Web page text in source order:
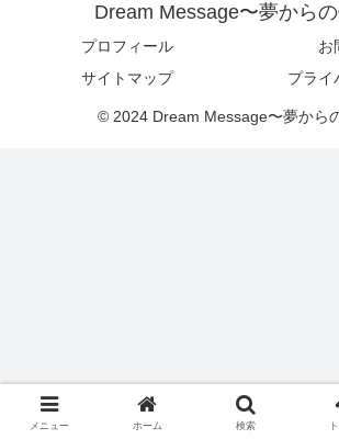
Dream Message〜夢から
プロフィール
お
サイトマップ
プライ
© 2024 Dream Message〜夢から
メニュー ホーム 検索